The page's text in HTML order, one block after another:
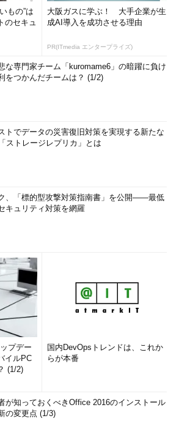
もの”は
のセキュ
大阪ガスに学ぶ！ 大手企業が生
成AI導入を成功させる理由
PR(ITmedia エンタープライズ)
な専門家チーム「kuromame6」の暗躍に負け
をつかんだチームは？ (1/2)
トでデータの災害復旧対策を実現する新たな
ストレージレプリカ」とは
、「標的型攻撃対策指南書」を公開――最低
キュリティ対策を網羅
プデー
イルPC
(1/2)
国内DevOpsトレンドは、これか
らが本番
が知っておくべきOffice 2016のインストール
の変更点 (1/3)